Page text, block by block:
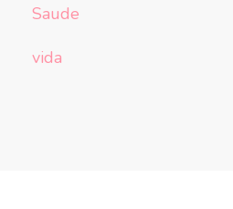
Saude
vida